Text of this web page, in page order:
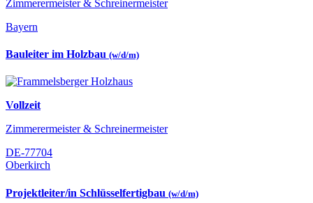
Zimmerermeister & Schreinermeister
Bayern
Bauleiter im Holzbau (w/d/m)
Vollzeit
Zimmerermeister & Schreinermeister
DE-77704
Oberkirch
Projektleiter/in Schlüsselfertigbau (w/d/m)